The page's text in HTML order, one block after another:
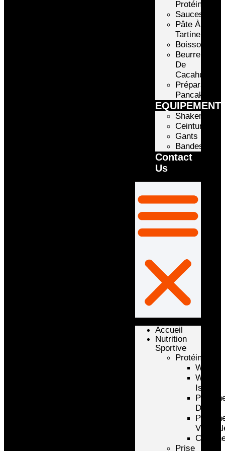
Protéinée
Sauces
Pâte À
Tartiner
Boissons
Beurre
De
Cacahuète
Préparation
Pancake
Shakers
Ceintures
Gants
Bandes
Contact
Us
Accueil
Nutrition
Sportive
Protéines
Whey
Whey
Isolate
D’oeuf
Prise